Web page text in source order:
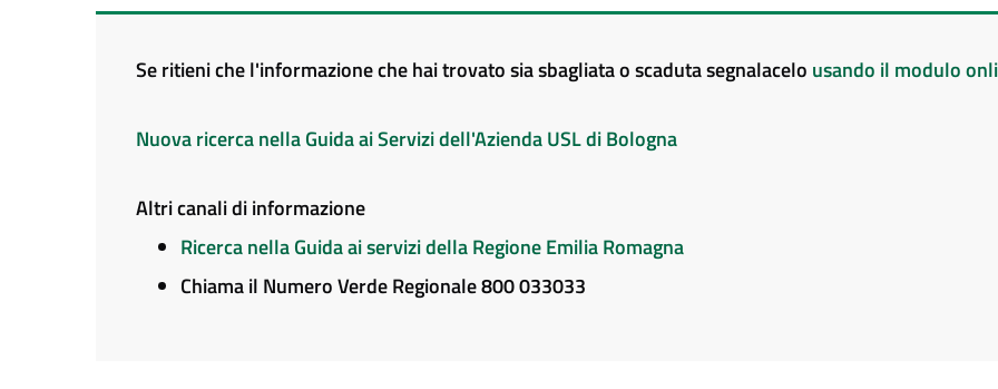
Se ritieni che l'informazione che hai trovato sia sbagliata o scaduta segnalacelo usando il modulo
Nuova ricerca nella Guida ai Servizi dell'Azienda USL di Bologna
Altri canali di informazione
Ricerca nella Guida ai servizi della Regione Emilia Romagna
Chiama il Numero Verde Regionale 800 033033